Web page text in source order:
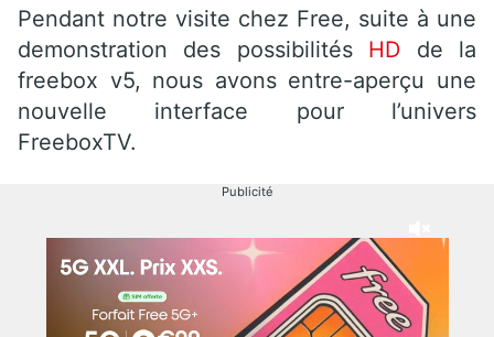
Pendant notre visite chez Free, suite à une
demonstration des possibilitésHD de la
freebox v5, nous avons entre-aperçu une
nouvelle interface pour l’univers
FreeboxTV.
Publicité